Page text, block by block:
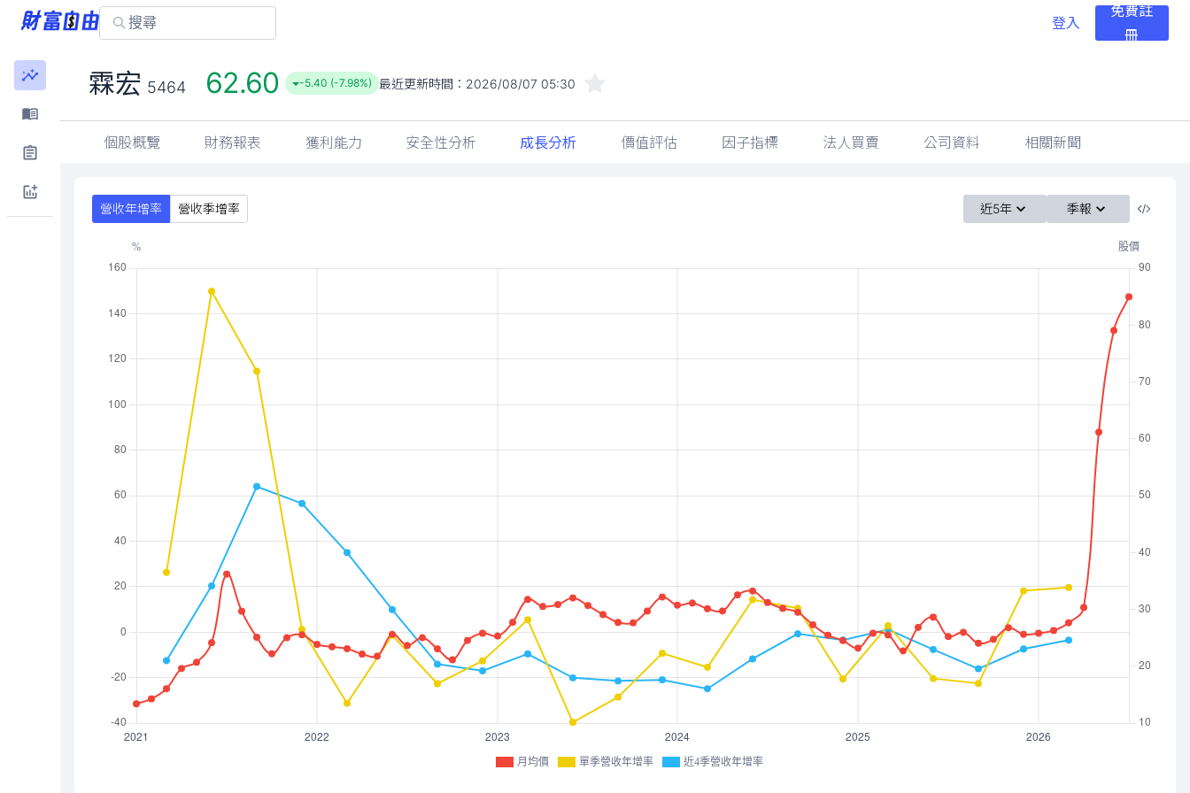
登入
免費註
冊
霖宏 5464 62.60 -5.40 (-7.98%) 最近更新時間： 2026/08/07 05:30
個股概覽 財務報表 獲利能力 安全性分析 成長分析 價值評估 因子指標 法人買賣 公司資料 相關新聞
營收年增率 營收季增率 近5年 季報
月均價 單季營收年增率 近4季營收年增率